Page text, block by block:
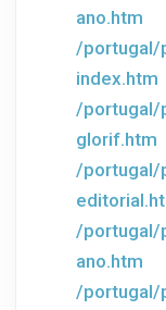
ano.htm
/portugal/
index.htm
/portugal/
glorif.htm
/portugal/
/portugal/
ano.htm
/portugal/